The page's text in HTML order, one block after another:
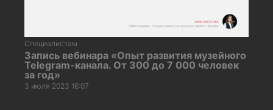
Специалистам
Запись вебинара «Опыт развития музейного
Telegram-канала. От 300 до 7 000 человек
за год»
3 июля 2023 16:07